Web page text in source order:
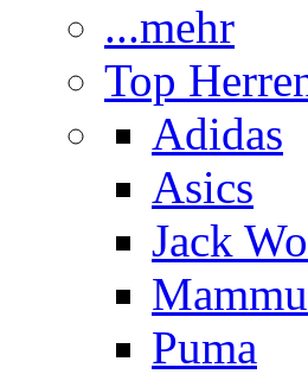
...mehr
Top
Adidas
Asics
Jack
Puma